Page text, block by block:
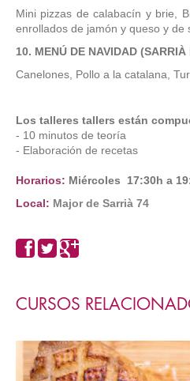
Mini pizzas de calabacín y brie,
enrollados de jamón y queso y de
10. MENÚ DE NAVIDAD (SARRIÀ
Canelones, Pollo a la catalana,
Los talleres tallers están
- 10 minutos de teoría
- Elaboración de recetas
Horarios: Miércoles 17:30h a
Local: Major de Sarrià 74
CURSOS